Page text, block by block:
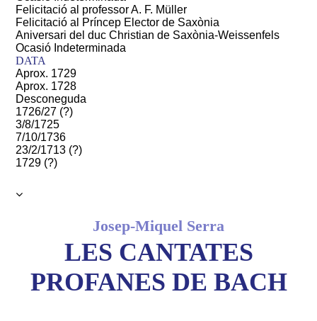
Felicitació al professor A. F. Müller
Felicitació al Príncep Elector de Saxònia
Aniversari del duc Christian de Saxònia-Weissenfels
Ocasió Indeterminada
DATA
Aprox. 1729
Aprox. 1728
Desconeguda
1726/27 (?)
3/8/1725
7/10/1736
23/2/1713 (?)
1729 (?)
Josep-Miquel Serra
LES CANTATES
PROFANES DE BACH